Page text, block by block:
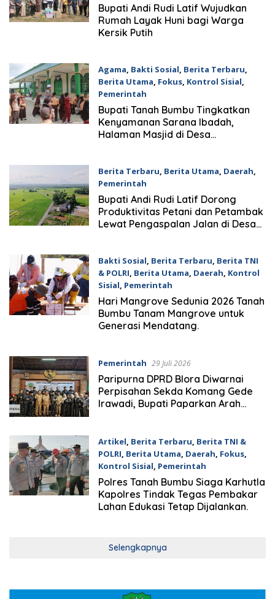
5 Agustus 2026
Bupati Andi Rudi Latif Wujudkan
Rumah Layak Huni bagi Warga
Kersik Putih
Agama, Bakti Sosial, Berita Terbaru,
Berita Utama, Fokus, Kontrol Sisial,
Pemerintah
5 Agustus 2026
Bupati Tanah Bumbu Tingkatkan
Kenyamanan Sarana Ibadah,
Halaman Masjid di Desa
Berita Terbaru, Berita Utama, Daerah,
Pemerintah
5 Agustus 2026
Bupati Andi Rudi Latif Dorong
Produktivitas Petani dan Petambak
Lewat Pengaspalan Jalan di Desa
Bakti Sosial, Berita Terbaru, Berita TNI
& POLRI, Berita Utama, Daerah, Kontrol
Sisial, Pemerintah
5 Agustus 2026
Hari Mangrove Sedunia 2026 Tanah
Bumbu Tanam Mangrove untuk
Generasi Mendatang.
Pemerintah 29 Juli 2026
Paripurna DPRD Blora Diwarnai
Perpisahan Sekda Komang Gede
Irawadi, Bupati Paparkan Arah
Artikel, Berita Terbaru, Berita TNI &
POLRI, Berita Utama, Daerah, Fokus,
Kontrol Sisial, Pemerintah
22 Juli 2026
Polres Tanah Bumbu Siaga Karhutla
Kapolres Tindak Tegas Pembakar
Lahan Edukasi Tetap Dijalankan.
Selengkapnya